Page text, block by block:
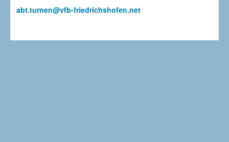
abt.turnen@vfb-friedrichshofen.net